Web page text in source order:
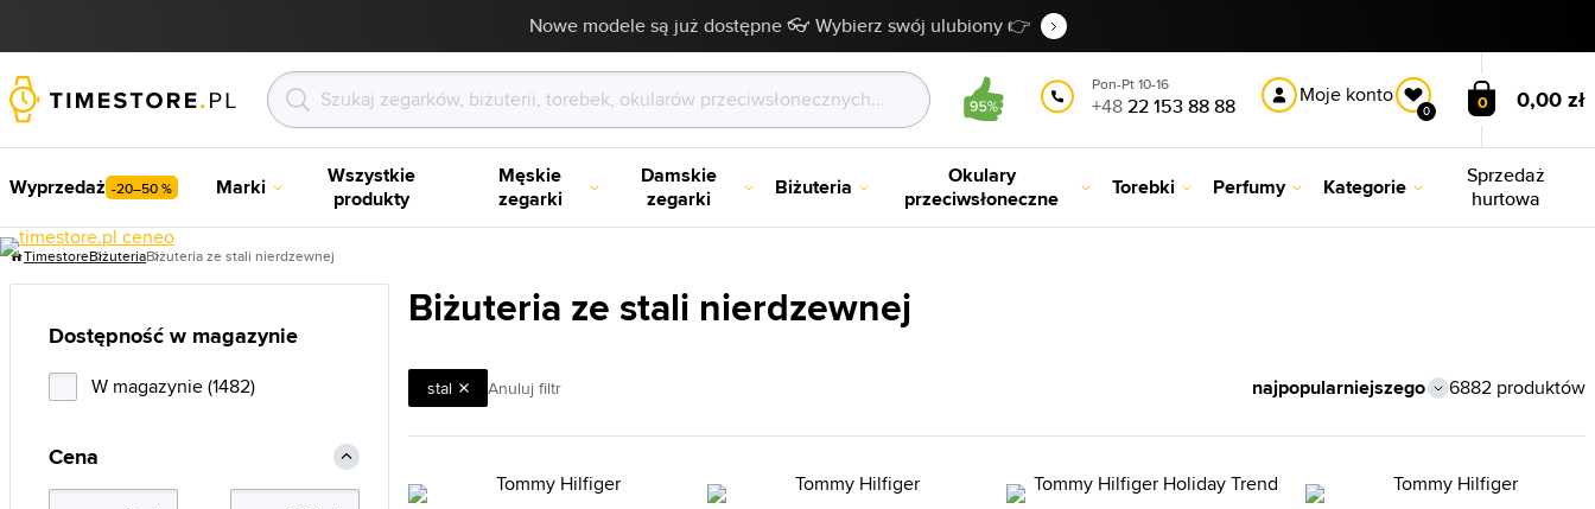
Nowe modele są już dostępne 👓 Wybierz swój ulubiony 👉
Pon-Pt 10-16
+4822 153 88 88 Moje konto
0 0 0,00 zł
Wyprzedaż -20–50 % Marki
Wszystkie
produkty
Męskie
zegarki
Damskie
zegarki
Biżuteria
Okulary
przeciwsłoneczne
Torebki Perfumy Kategorie
Sprzedaż
hurtowa
TimestoreBiżuteriaBiżuteria ze stali nierdzewnej
Biżuteria ze stali nierdzewnej
stal Anuluj filtr 6882 produktów
Dostępność w magazynie
W magazynie (1482)
Cena